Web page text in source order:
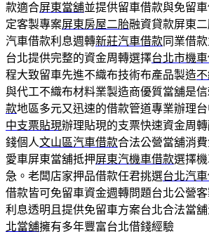
款適合屏東當舖並提供留車借款與免留
定客製專案屏東房屋二胎融資貸款屏東
汽車借款利息週轉新莊汽車借款同業借
台北提供完整的資金周轉選擇台北市機
程大致留車先進不織布技術布產品製造
與代工不織布材料業製造商優質當舖是
款地區多元又迅速的借款管道專業辦理
中支票貼現辦理貼現的支票快速資金周
錢個人文山區汽車借款合法公營當舖消
愛車屏東當舖抵押屏東汽機車借款選擇
急。老闆店家押品借款任君挑選台北汽
借款皆可免留車資金週轉問題台北公營
利息透明且提供免留車方案台北合法當
北當舖擁有多年豐富台北借錢經驗